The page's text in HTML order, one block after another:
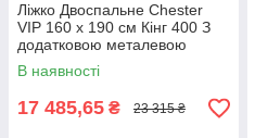
Ліжко Двоспальне Chester
VIP 160 х 190 см Кінг 400 З
додатковою металевою
цільнозварною рамою C1
Білий
В наявності
17 485,65 ₴ 23 315 ₴